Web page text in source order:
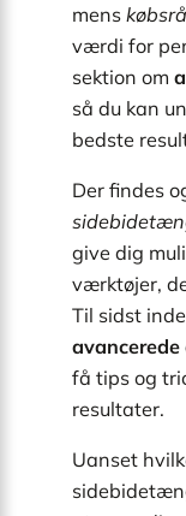
mens
værdi for
sektion om
så du kan
bedste
Der findes
give dig
værktøjer,
Til sidst
avancerede
få tips og
resultater.
Uanset